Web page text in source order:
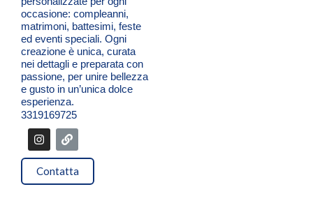
occasione: compleanni,
matrimoni, battesimi, feste
ed eventi speciali. Ogni
creazione è unica, curata
nei dettagli e preparata con
passione, per unire bellezza
e gusto in un’unica dolce
esperienza.
3319169725
I
n
s
t
a
g
L
i
n
k
Contatta